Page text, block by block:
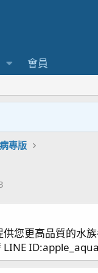
會員
專版
您更高品質的水
LINE ID:apple_aqua